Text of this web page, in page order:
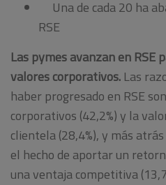
Una de cada 20 ha
RSE
Las pymes avanzan en RSE
valores corporativos. Las
haber progresado en RSE
corporativos (42,2%) y la
clientela (28,4%), y más
el hecho de aportar un
una ventaja competitiva